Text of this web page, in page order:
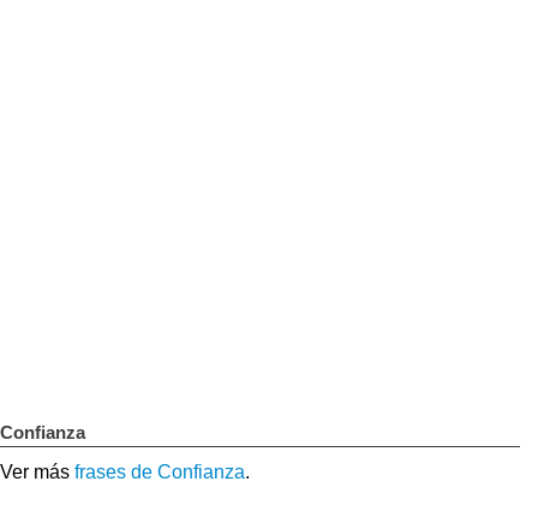
Confianza
Ver más frases de Confianza.